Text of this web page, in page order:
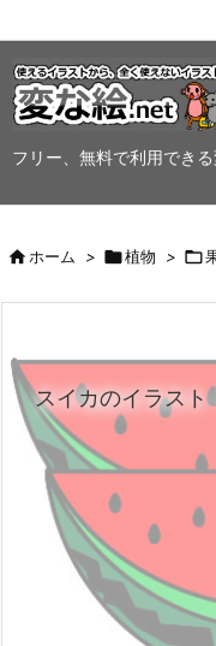
フリー、無料で利用でき
ホーム > 植物 > 
スイカのイラスト